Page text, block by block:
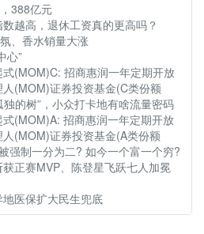
388亿元
越高，退休工资真的更高吗？
、香水销量大涨
心”
(MOM)C: 招商惠润一年定期开放
(MOM)证券投资基金(C类份额
独的树”，小众打卡地有啥流量密码
(MOM)A: 招商惠润一年定期开放
(MOM)证券投资基金(A类份额
强制一分为二? 如今一个富一个穷?
正赛MVP、陈登星飞跃七人加冕
医保扩大民生兜底